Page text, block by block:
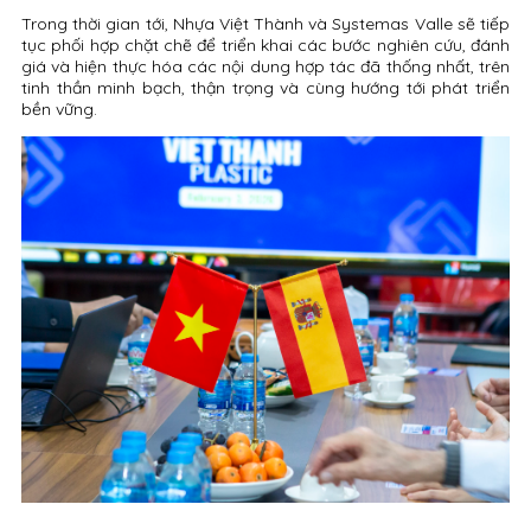
Trong thời gian tới, Nhựa Việt Thành và Systemas Valle sẽ tiếp
tục phối hợp chặt chẽ để triển khai các bước nghiên cứu, đánh
giá và hiện thực hóa các nội dung hợp tác đã thống nhất, trên
tinh thần minh bạch, thận trọng và cùng hướng tới phát triển
bền vững.